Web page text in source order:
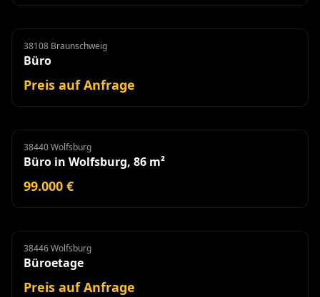
Büro Miete
38108 Braunschweig
Büro
Preis auf Anfrage
Büro
38440 Wolfsburg
Büro in Wolfsburg, 86 m²
99.000 €
Büroetage Miete
38446 Wolfsburg
Büroetage
Preis auf Anfrage